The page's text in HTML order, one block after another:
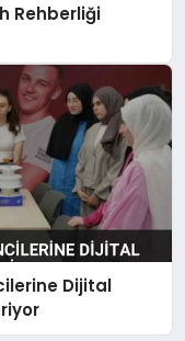
Rehberliği
Dijital